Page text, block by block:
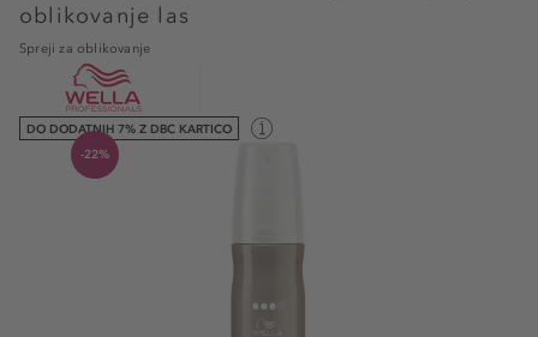
oblikovanje las
Spreji za oblikovanje
DO DODATNIH 7% Z DBC KARTICO
-22%